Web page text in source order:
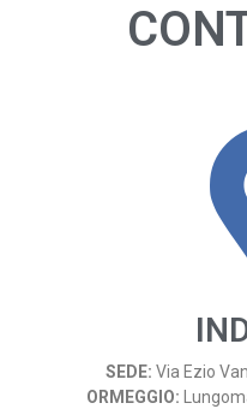
SEDE: Via Ezio
ORMEGGIO: